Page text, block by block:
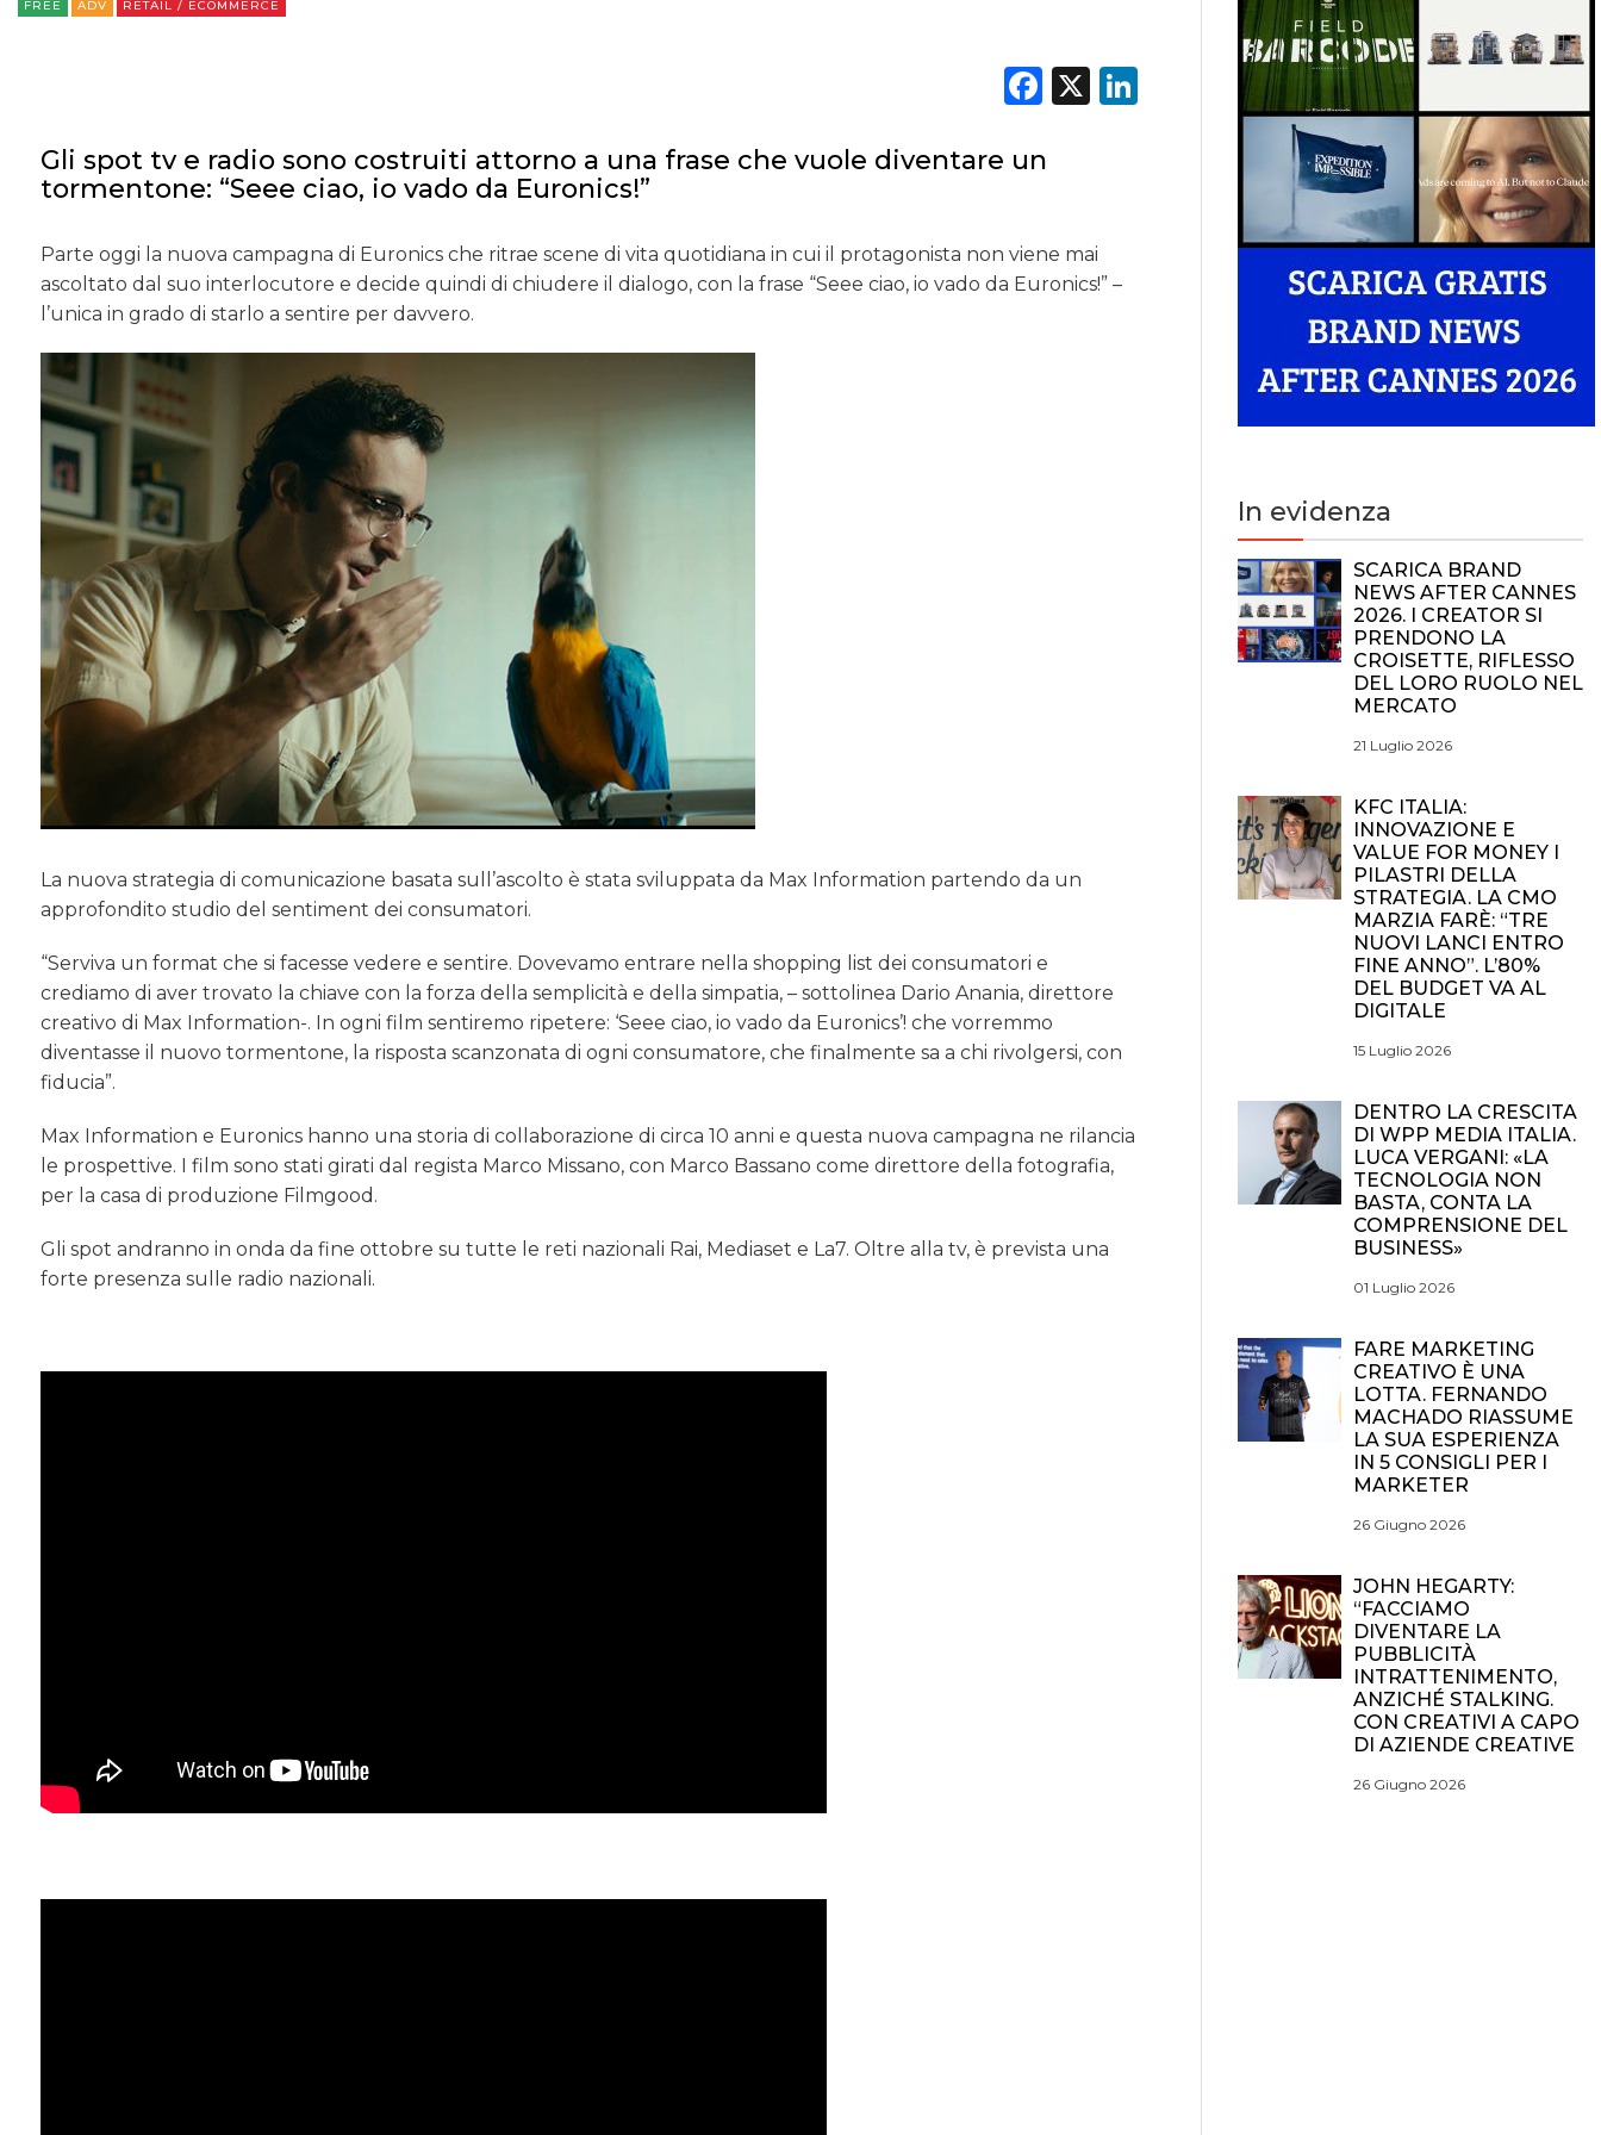
FREE ADV RETAIL / ECOMMERCE
Facebook
X LinkedIn
Gli spot tv e radio sono costruiti attorno a una frase che vuole diventare un
tormentone: “Seee ciao, io vado da Euronics!”
Parte oggi la nuova campagna di Euronics che ritrae scene di vita quotidiana in cui il protagonista non viene mai
ascoltato dal suo interlocutore e decide quindi di chiudere il dialogo, con la frase “Seee ciao, io vado da Euronics!” –
l’unica in grado di starlo a sentire per davvero.
La nuova strategia di comunicazione basata sull’ascolto è stata sviluppata da Max Information partendo da un
approfondito studio del sentiment dei consumatori.
“Serviva un format che si facesse vedere e sentire. Dovevamo entrare nella shopping list dei consumatori e
crediamo di aver trovato la chiave con la forza della semplicità e della simpatia, – sottolinea Dario Anania, direttore
creativo di Max Information-. In ogni film sentiremo ripetere: ‘Seee ciao, io vado da Euronics’! che vorremmo
diventasse il nuovo tormentone, la risposta scanzonata di ogni consumatore, che finalmente sa a chi rivolgersi, con
fiducia”.
Max Information e Euronics hanno una storia di collaborazione di circa 10 anni e questa nuova campagna ne rilancia
le prospettive. I film sono stati girati dal regista Marco Missano, con Marco Bassano come direttore della fotografia,
per la casa di produzione Filmgood.
Gli spot andranno in onda da fine ottobre su tutte le reti nazionali Rai, Mediaset e La7. Oltre alla tv, è prevista una
forte presenza sulle radio nazionali.
In evidenza
SCARICA BRAND
NEWS AFTER CANNES
2026. I CREATOR SI
PRENDONO LA
CROISETTE, RIFLESSO
DEL LORO RUOLO NEL
MERCATO
21 Luglio 2026
KFC ITALIA:
INNOVAZIONE E
VALUE FOR MONEY I
PILASTRI DELLA
STRATEGIA. LA CMO
MARZIA FARÈ: “TRE
NUOVI LANCI ENTRO
FINE ANNO”. L’80%
DEL BUDGET VA AL
DIGITALE
15 Luglio 2026
DENTRO LA CRESCITA
DI WPP MEDIA ITALIA.
LUCA VERGANI: «LA
TECNOLOGIA NON
BASTA, CONTA LA
COMPRENSIONE DEL
BUSINESS»
01 Luglio 2026
FARE MARKETING
CREATIVO È UNA
LOTTA. FERNANDO
MACHADO RIASSUME
LA SUA ESPERIENZA
IN 5 CONSIGLI PER I
MARKETER
26 Giugno 2026
JOHN HEGARTY:
“FACCIAMO
DIVENTARE LA
PUBBLICITÀ
INTRATTENIMENTO,
ANZICHÉ STALKING.
CON CREATIVI A CAPO
DI AZIENDE CREATIVE
26 Giugno 2026